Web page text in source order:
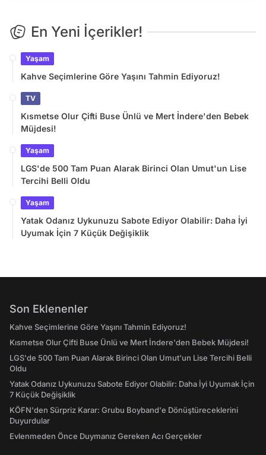
En Yeni İçerikler!
Yaşam
Kahve Seçimlerine Göre Yaşını Tahmin Ediyoruz!
TV
Kısmetse Olur Çifti Buse Ünlü ve Mert İndere'den Bebek
Müjdesi!
Yaşam
LGS'de 500 Tam Puan Alarak Birinci Olan Umut'un Lise
Tercihi Belli Oldu
Yaşam
Yatak Odanız Uykunuzu Sabote Ediyor Olabilir: Daha İyi
Uyumak İçin 7 Küçük Değişiklik
Son Eklenenler
Kahve Seçimlerine Göre Yaşını Tahmin Ediyoruz!
Kısmetse Olur Çifti Buse Ünlü ve Mert İndere'den Bebek Müjdesi!
LGS'de 500 Tam Puan Alarak Birinci Olan Umut'un Lise Tercihi Belli
Oldu
Yatak Odanız Uykunuzu Sabote Ediyor Olabilir: Daha İyi Uyumak İçin
7 Küçük Değişiklik
KÖFN'den Sürpriz Karar: Grubu Boyband'e Dönüştüreceklerini
Duyurdular
Evlenmeden Önce Duymanız Gereken Acı Gerçekler